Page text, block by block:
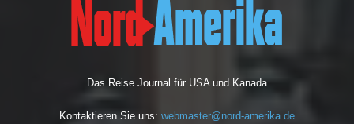
Das Reise Journal für USA und Kanada
Kontaktieren Sie uns: webmaster@nord-amerika.de